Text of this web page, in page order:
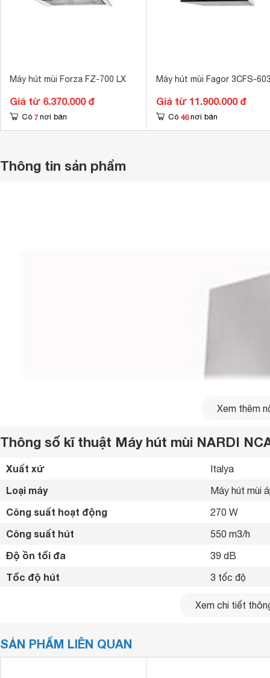
Máy hút mùi Forza FZ-700 LX
Giá từ 6.370.000 đ
Có 7 nơi bán
Máy hút mùi Fagor 3CFS-
Giá từ 11.900.000 đ
Có 46 nơi bán
Thông tin sản phẩm
Xem thêm
Thông số kĩ thuật Máy hút mùi NARDI
Xuất xứ Italya
Loại máy Máy hút mùi
Công suất hoạt động 270 W
Công suất hút 550 m3/h
Độ ồn tối đa 39 dB
Tốc độ hút 3 tốc độ
Đẩy ra
Số quạt hút
Xem chi tiết
SẢN PHẨM LIÊN QUAN